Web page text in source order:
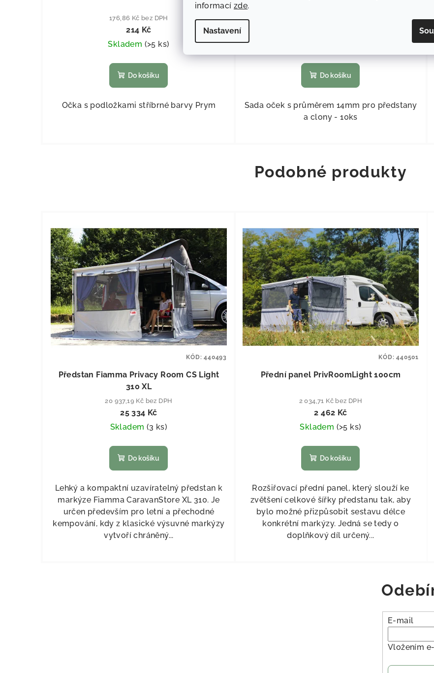
informacízde.
Nastavení
176,86 Kč bez DPH
214 Kč
Skladem (>5 ks)
Do košíku
Očka s podložkami stříbrné barvy Prym
Do košíku
Sada oček s průměrem 14mm pro předstany
a clony - 10ks
Podobné produkty
Předstan Fiamma Privacy Room CS Light
310 XL
20 937,19 Kč bez DPH
25 334 Kč
Skladem (3 ks)
Do košíku
Lehký a kompaktní uzavíratelný předstan k
markýze Fiamma CaravanStore XL 310. Je
určen především pro letní a přechodné
kempování, kdy z klasické výsuvné markýzy
vytvoří chráněný...
KÓD:440493
Přední panel PrivRoomLight 100cm
2 034,71 Kč bez DPH
2 462 Kč
Skladem (>5 ks)
Do košíku
Rozšiřovací přední panel, který slouží ke
zvětšení celkové šířky předstanu tak, aby
bylo možné přizpůsobit sestavu délce
konkrétní markýzy. Jedná se tedy o
doplňkový díl určený...
KÓD:440501
E-mail
Vložením